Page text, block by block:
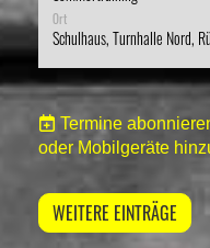
Ort
Schulhaus, Turnhalle Nord,
Termine
oder Mobilgeräte
WEITERE EINTRÄGE